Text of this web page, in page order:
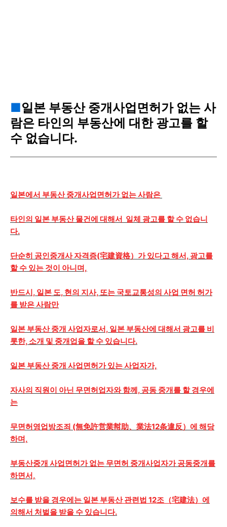
■일본 부동산 중개사업면허가 없는 사
람은 타인의 부동산에 대한 광고를 할
수 없습니다.
일본에서 부동산 중개사업면허가 없는 사람은
타인의 일본 부동산 물건에 대해서 일체 광고를 할 수 없습니
다.
단순히 공인중개사 자격증(宅建資格）가 있다고 해서, 광고를
할 수 있는 것이 아니며,
반드시, 일본 도, 현의 지사, 또는 국토교통성의 사업 면허 허가
를 받은 사람만
일본 부동산 중개 사업자로서, 일본 부동산에 대해서 광고를 비
롯한, 소개 및 중개업을 할 수 있습니다.
일본 부동산 중개 사업면허가 있는 사업자가,
자사의 직원이 아닌 무면허업자와 함께, 공동 중개를 할 경우에
는
무면허영업방조죄 (無免許営業幇助、業法12条違反）에 해당
하며,
부동산중개 사업면허가 없는 무면허 중개사업자가 공동중개를
하면서,
보수를 받을 경우에는 일본 부동산 관련법 12조（宅建法） 에
의해서 처벌을 받을 수 있습니다.